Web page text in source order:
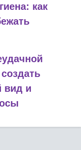
как
вид и